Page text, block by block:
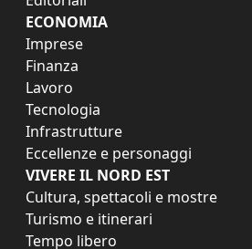
ECONOMIA
Imprese
Finanza
Lavoro
Tecnologia
Infrastrutture
Eccellenze e personaggi
VIVERE IL NORD EST
Cultura, spettacoli e mostre
Turismo e itinerari
Tempo libero